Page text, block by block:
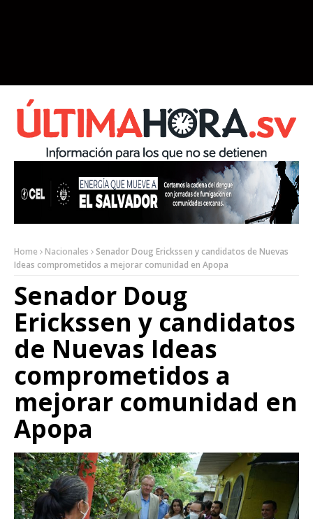
Home Nacionales
Senador Doug Erickssen y candidatos de Nuevas
Ideas comprometidos a mejorar comunidad en Apopa
Senador Doug
Erickssen y candidatos
de Nuevas Ideas
comprometidos a
mejorar comunidad en
Apopa